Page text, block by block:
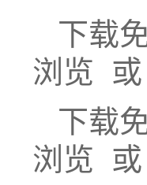
下载
浏览 或
下载
浏览 或